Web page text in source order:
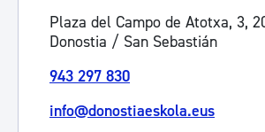
Plaza del Campo de Atotxa, 3,
Donostia / San Sebastián
943 297 830
info@donostiaeskola.eus